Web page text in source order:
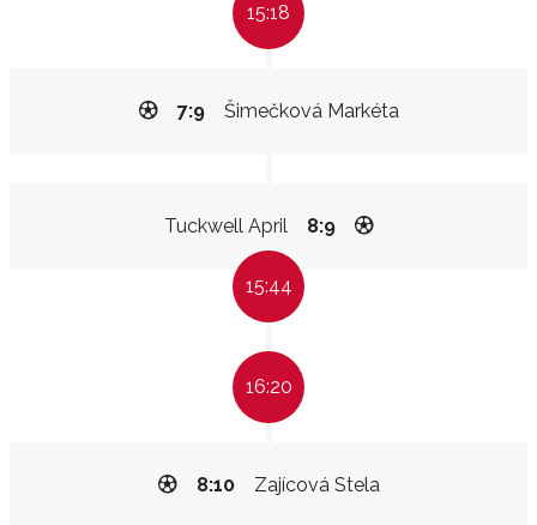
15:18
Šimečková Markéta
7:9
Tuckwell April 8:9
15:44
16:20
Zajícová Stela
8:10